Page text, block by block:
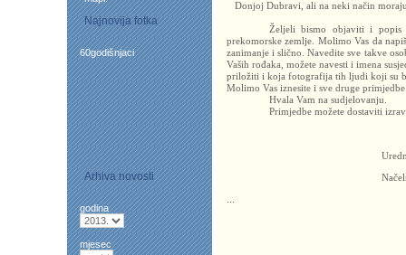
Najnovija fotka
60godišnjaci
Arhiva novosti
godina
mjesec
Donjoj Dubravi, ali na neki način
Željeli bismo objaviti i popis
prekomorske zemlje. Molimo Vas da
zanimanje i slično. Navedite sve takve
Vaših rođaka, možete navesti i imena
priložiti i koja fotografija tih ljudi koji su
Molimo Vas iznesite i sve druge
Hvala Vam na sudjelovanju.
Primjedbe možete dostaviti